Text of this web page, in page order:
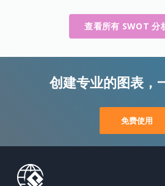
查看所有 SWOT 分
创建专业的图表，
免费使用